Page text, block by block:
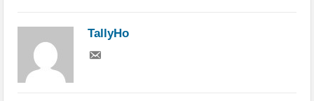
TallyHo